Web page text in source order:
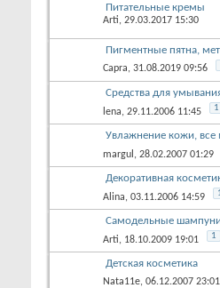
Питательные кремы
Arti, 29.03.2017 15:30
Пигментные пятна,
Capra, 31.08.2019 09:56
Средства для
lena, 29.11.2006 11:45 1
Увлажнение кожи, все
margul , 28.02.2007 01:29
Декоративная
Alina, 03.11.2006 14:59
Самодельные
Arti, 18.10.2009 19:01 1
Детская косметика
Nata11e, 06.12.2007 23:01